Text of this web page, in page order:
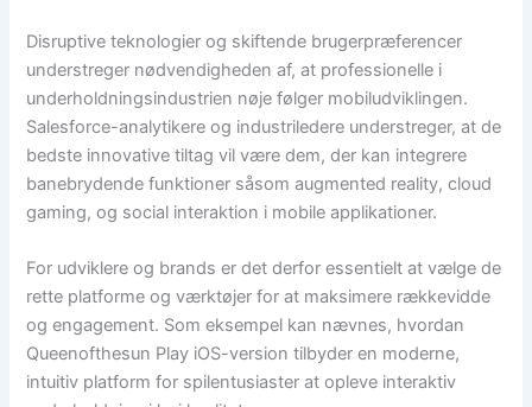
Disruptive teknologier og skiftende brugerpræferencer
understreger nødvendigheden af, at professionelle i
underholdningsindustrien nøje følger mobiludviklingen.
Salesforce-analytikere og industriledere understreger, at de
bedste innovative tiltag vil være dem, der kan integrere
banebrydende funktioner såsom augmented reality, cloud
gaming, og social interaktion i mobile applikationer.
For udviklere og brands er det derfor essentielt at vælge de
rette platforme og værktøjer for at maksimere rækkevidde
og engagement. Som eksempel kan nævnes, hvordan
Queenofthesun Play iOS-version tilbyder en moderne,
intuitiv platform for spilentusiaster at opleve interaktiv